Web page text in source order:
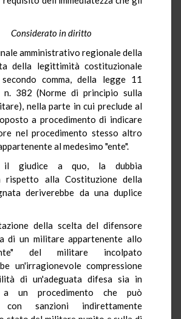
Considerato in diritto
amministrativo regionale della
della legittimità costituzionale
comma, della legge 11
382 (Norme di principio sulla
nella parte in cui preclude al
a procedimento di indicare
nel procedimento stesso altro
al medesimo "ente".
il giudice a quo, la dubbia
rispetto alla Costituzione della
deriverebbe da una duplice
della scelta del difensore
di un militare appartenente allo
del militare incolpato
un'irragionevole compressione
di un'adeguata difesa sia in
a un procedimento che può
con sanzioni indirettamente